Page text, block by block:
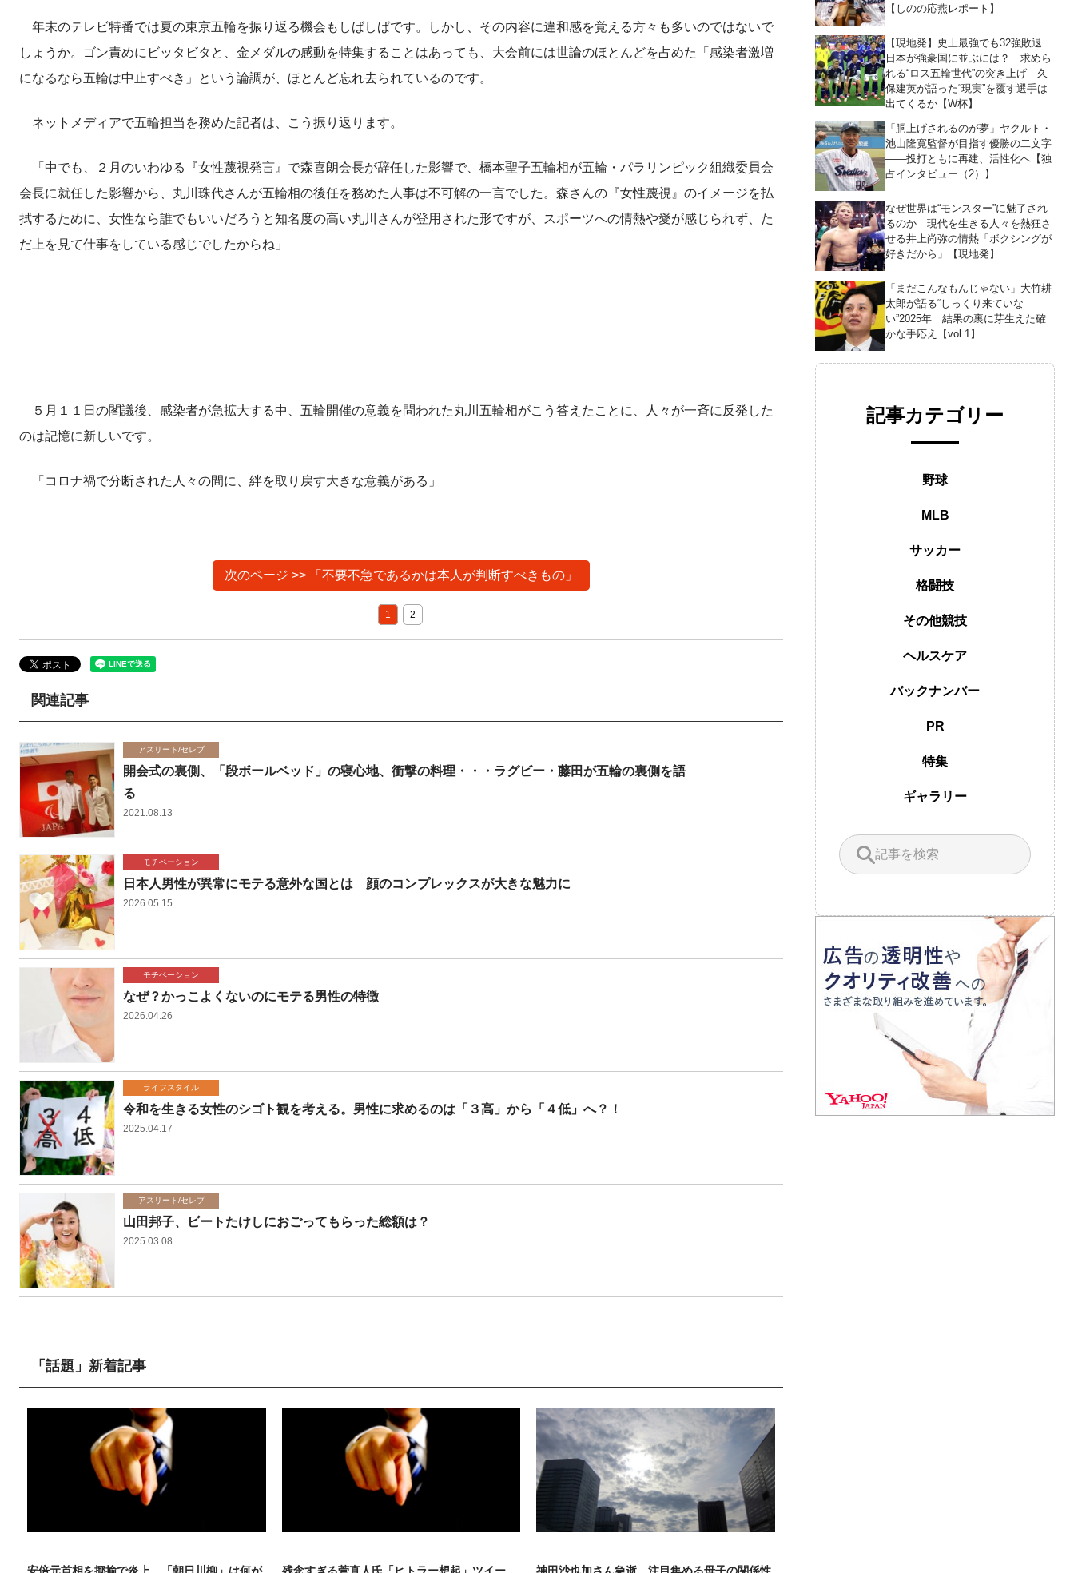
年末のテレビ特番では夏の東京五輪を振り返る機会もしばしばです。しかし、その内容に違和感を覚える方々も多いのではないで
しょうか。ゴン責めにビッタビタと、金メダルの感動を特集することはあっても、大会前には世論のほとんどを占めた「感染者激増
になるなら五輪は中止すべき」という論調が、ほとんど忘れ去られているのです。
ネットメディアで五輪担当を務めた記者は、こう振り返ります。
「中でも、２月のいわゆる『女性蔑視発言』で森喜朗会長が辞任した影響で、橋本聖子五輪相が五輪・パラリンピック組織委員会
会長に就任した影響から、丸川珠代さんが五輪相の後任を務めた人事は不可解の一言でした。森さんの『女性蔑視』のイメージを払
拭するために、女性なら誰でもいいだろうと知名度の高い丸川さんが登用された形ですが、スポーツへの情熱や愛が感じられず、た
だ上を見て仕事をしている感じでしたからね」
５月１１日の閣議後、感染者が急拡大する中、五輪開催の意義を問われた丸川五輪相がこう答えたことに、人々が一斉に反発した
のは記憶に新しいです。
「コロナ禍で分断された人々の間に、絆を取り戻す大きな意義がある」
次のページ >> 「不要不急であるかは本人が判断すべきもの」
1 2
関連記事
アスリート/セレブ
開会式の裏側、「段ボールベッド」の寝心地、衝撃の料理・・・ラグビー・藤田が五輪の裏側を語
る
2021.08.13
モチベーション
日本人男性が異常にモテる意外な国とは 顔のコンプレックスが大きな魅力に
2026.05.15
モチベーション
なぜ？かっこよくないのにモテる男性の特徴
2026.04.26
ライフスタイル
令和を生きる女性のシゴト観を考える。男性に求めるのは「３高」から「４低」へ？！
2025.04.17
アスリート/セレブ
山田邦子、ビートたけしにおごってもらった総額は？
2025.03.08
「話題」新着記事
安倍元首相を揶揄で炎上 「朝日川柳」は何が 残念すぎる菅直人氏「ヒトラー想起」ツイー 神田沙也加さん急逝 注目集める母子の関係性
【しのの応燕レポート】
【現地発】史上最強でも32強敗退…
日本が強豪国に並ぶには？ 求めら
れる“ロス五輪世代”の突き上げ 久
保建英が語った“現実”を覆す選手は
出てくるか【W杯】
「胴上げされるのが夢」ヤクルト・
池山隆寛監督が目指す優勝の二文字
――投打ともに再建、活性化へ【独
占インタビュー（2）】
なぜ世界は“モンスター”に魅了され
るのか 現代を生きる人々を熱狂さ
せる井上尚弥の情熱「ボクシングが
好きだから」【現地発】
「まだこんなもんじゃない」大竹耕
太郎が語る“しっくり来ていな
い”2025年 結果の裏に芽生えた確
かな手応え【vol.1】
記事カテゴリー
野球
MLB
サッカー
格闘技
その他競技
ヘルスケア
バックナンバー
PR
特集
ギャラリー